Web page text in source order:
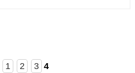
1 2 3 4